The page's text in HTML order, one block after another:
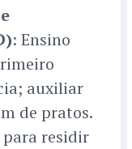
: Ensino
auxiliar
de pratos.
residir